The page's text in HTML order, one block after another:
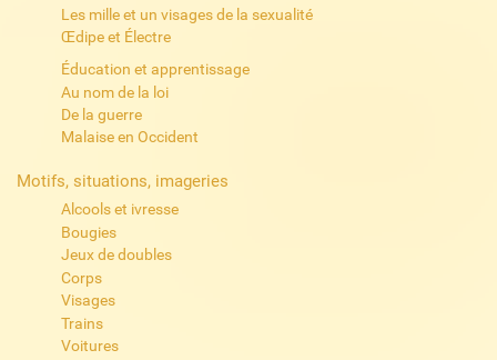
Les mille et un visages de la sexualité
Œdipe et Électre
Éducation et apprentissage
Au nom de la loi
De la guerre
Malaise en Occident
Motifs, situations, imageries
Alcools et ivresse
Bougies
Jeux de doubles
Corps
Visages
Trains
Voitures